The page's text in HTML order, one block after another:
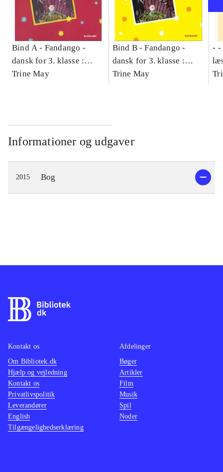
Bind A - Fandango -
dansk for 3. klasse :
grundbog -- Arbejdsbog.
Trine May
Bind B -Fandango -
dansk for 3. klasse :
grundbog -- Arbejdsbog.
Trine May
- -
-
Informationer og udgaver
2015 Bog
Kontakt os
Om Bibliotek.dk
Hjælp og vejledning
Kontakt os
Privatlivspolitik
Leverandører
English
Tilgængelighedserklæring
Afdelinger
Bøger
Artikler
Film
Musik
Spil
Noder